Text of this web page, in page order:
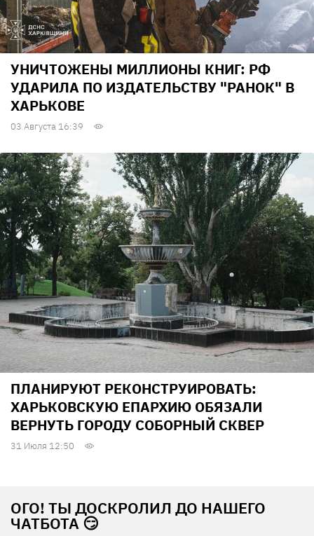
УНИЧТОЖЕНЫ МИЛЛИОНЫ КНИГ: РФ
УДАРИЛА ПО ИЗДАТЕЛЬСТВУ "РАНОК" В
ХАРЬКОВЕ
03 Августа 16:39
ПЛАНИРУЮТ РЕКОНСТРУИРОВАТЬ:
ХАРЬКОВСКУЮ ЕПАРХИЮ ОБЯЗАЛИ
ВЕРНУТЬ ГОРОДУ СОБОРНЫЙ СКВЕР
31 Июля 12:50
ОГО! ТЫ ДОСКРОЛИЛ ДО НАШЕГО
ЧАТБОТА 😏